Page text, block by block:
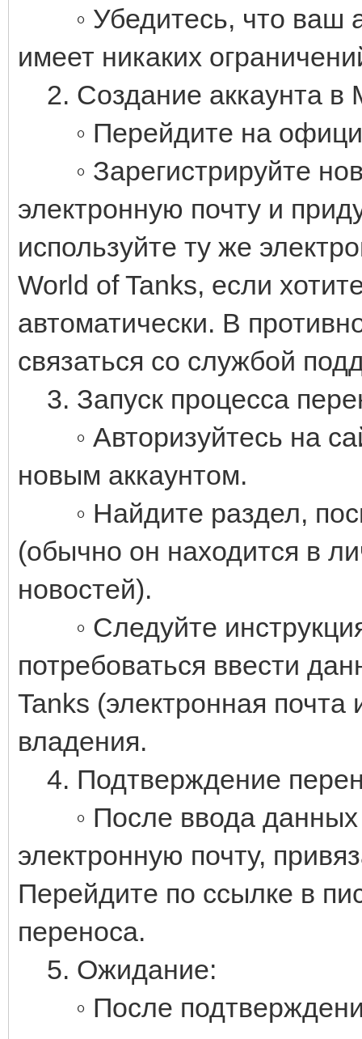
◦ Убедитесь, что ваш
имеет никаких
2. Создание аккаунта в
◦ Перейдите на
◦ Зарегистрируйте
электронную почту и
используйте ту же
World of Tanks, если
автоматически. В
связаться со службой
3. Запуск процесса
◦ Авторизуйтесь на
новым аккаунтом.
◦ Найдите раздел,
(обычно он находится в
новостей).
◦ Следуйте
потребоваться ввести
Tanks (электронная
владения.
4. Подтверждение
◦ После ввода данных
электронную почту,
Перейдите по ссылке в
переноса.
5. Ожидание:
◦ После